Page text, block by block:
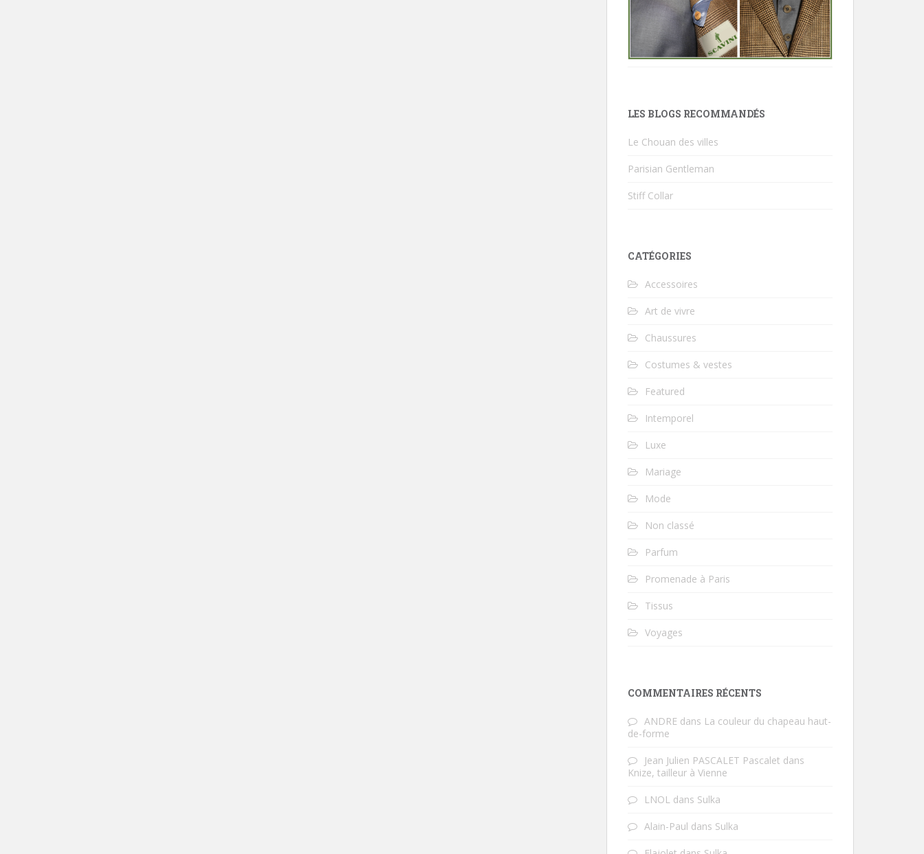
LES BLOGS RECOMMANDÉS
Le Chouan des villes
Parisian Gentleman
Stiff Collar
CATÉGORIES
Accessoires
Art de vivre
Chaussures
Costumes & vestes
Featured
Intemporel
Luxe
Mariage
Mode
Non classé
Parfum
Promenade à Paris
Tissus
Voyages
COMMENTAIRES RÉCENTS
ANDRE dans La couleur du chapeau haut-
de-forme
Jean Julien PASCALET Pascalet dans
Knize, tailleur à Vienne
LNOL dans Sulka
Alain-Paul dans Sulka